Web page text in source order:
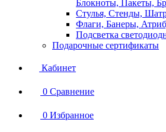
Блокноты, Пакеты,
Стулья, Стенды,
Флаги, Банеры,
Подсветка
Подарочные сертификаты
Кабинет
0 Сравнение
0 Избранное